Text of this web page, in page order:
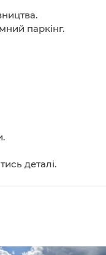
паркінг.
деталі.